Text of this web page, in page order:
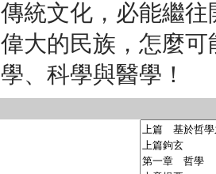
傳統文化，必能繼
偉大的民族，怎麼
學、科學與醫學！